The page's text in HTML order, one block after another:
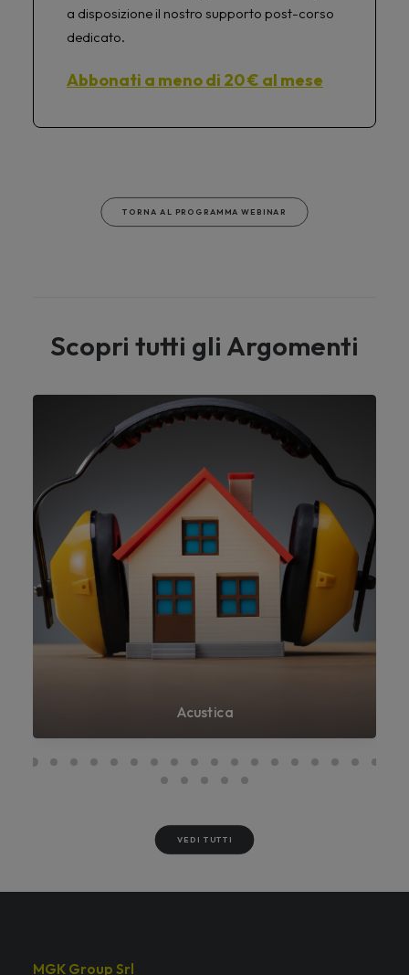
a disposizione il nostro supporto post-corso
dedicato.
Abbonati a meno di 20 € al mese
TORNA AL PROGRAMMA WEBINAR
Scopri tutti gli Argomenti
Acustica
VEDI TUTTI
MGK Group Srl